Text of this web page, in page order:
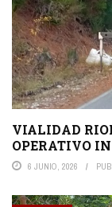
VIALIDAD
OPERATIVO
6 JUNIO, 2026